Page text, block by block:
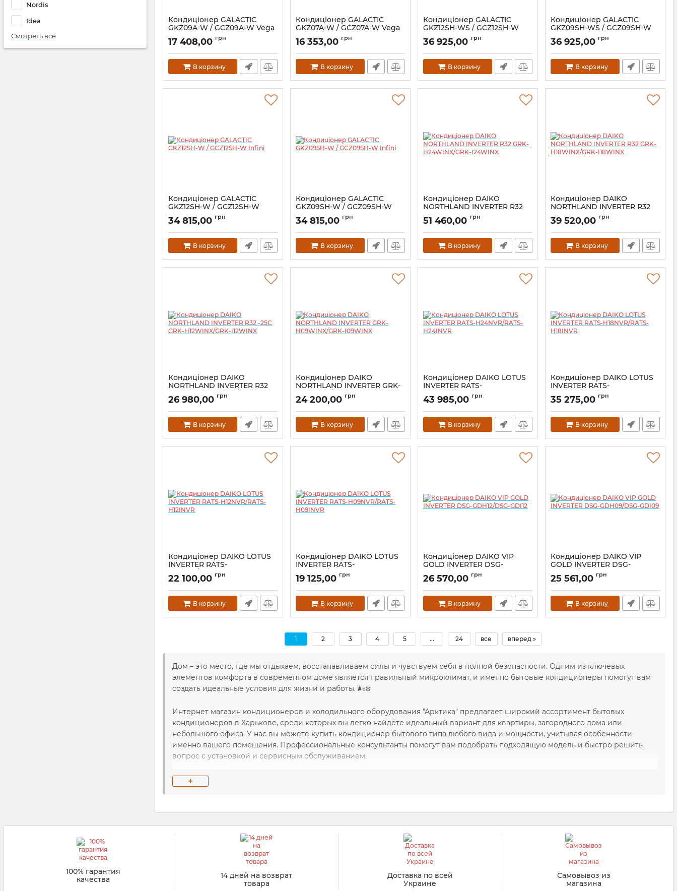
Nordis
Idea
Смотреть всё
Кондиціонер GALACTIC
GKZ09A-W / GCZ09A-W Vega
17 408,00 грн
В корзину
Кондиціонер GALACTIC
GKZ07A-W / GCZ07A-W Vega
16 353,00 грн
В корзину
Кондиціонер GALACTIC
GKZ12SH-WS / GCZ12SH-W
36 925,00 грн
В корзину
Кондиціонер GALACTIC
GKZ09SH-WS / GCZ09SH-W
36 925,00 грн
В корзину
Кондиціонер GALACTIC
GKZ12SH-W / GCZ12SH-W
34 815,00 грн
В корзину
Кондиціонер GALACTIC
GKZ09SH-W / GCZ09SH-W
34 815,00 грн
В корзину
Кондиціонер DAIKO
NORTHLAND INVERTER R32
GRK-H24WINX/GRK-I24WINX
51 460,00 грн
В корзину
Кондиціонер DAIKO
NORTHLAND INVERTER R32
GRK-H18WINX/GRK-I18WINX
39 520,00 грн
В корзину
Кондиціонер DAIKO
NORTHLAND INVERTER R32
-25C GRK-H12WINX/GRK-
I12WINX
26 980,00 грн
В корзину
Кондиціонер DAIKO
NORTHLAND INVERTER GRK-
H09WINX/GRK-I09WINX
24 200,00 грн
В корзину
Кондиціонер DAIKO LOTUS
INVERTER RATS-
H24NVR/RATS-H24INVR
43 985,00 грн
В корзину
Кондиціонер DAIKO LOTUS
INVERTER RATS-
H18NVR/RATS-H18INVR
35 275,00 грн
В корзину
Кондиціонер DAIKO LOTUS
INVERTER RATS-
H12NVR/RATS-H12INVR
22 100,00 грн
В корзину
Кондиціонер DAIKO LOTUS
INVERTER RATS-
H09NVR/RATS-H09INVR
19 125,00 грн
В корзину
Кондиціонер DAIKO VIP
GOLD INVERTER DSG-
GDH12/DSG-GDI12
26 570,00 грн
В корзину
Кондиціонер DAIKO VIP
GOLD INVERTER DSG-
GDH09/DSG-GDI09
25 561,00 грн
В корзину
1 2 3 4 5 ... 24 все вперед »
Дом – это место, где мы отдыхаем, восстанавливаем силы и чувствуем себя в полной безопасности. Одним из ключевых
элементов комфорта в современном доме является правильный микроклимат, и именно бытовые кондиционеры помогут вам
создать идеальные условия для жизни и работы. 🌬️❄️
Интернет магазин кондиционеров и холодильного оборудования "Арктика" предлагает широкий ассортимент бытовых
кондиционеров в Харькове, среди которых вы легко найдёте идеальный вариант для квартиры, загородного дома или
небольшого офиса. У нас вы можете купить кондиционер бытового типа любого вида и мощности, учитывая особенности
именно вашего помещения. Профессиональные консультанты помогут вам подобрать подходящую модель и быстро решить
вопрос с установкой и сервисным обслуживанием.
Какие бывают бытовые кондиционеры?
Настенные сплит-системы
– самый популярный тип бытовых кондиционеров, компактный и удобный в
эксплуатации. Они идеально подходят для квартир и небольших офисов, имеют стильный дизайн и широкий набор
полезных функций.
Оконные кондиционеры – традиционный вариант, устанавливаются непосредственно в окно или проём в стене.
+
100% гарантия
качества
14 дней на возврат
товара
Доставка по всей
Украине
Самовывоз из
магазина